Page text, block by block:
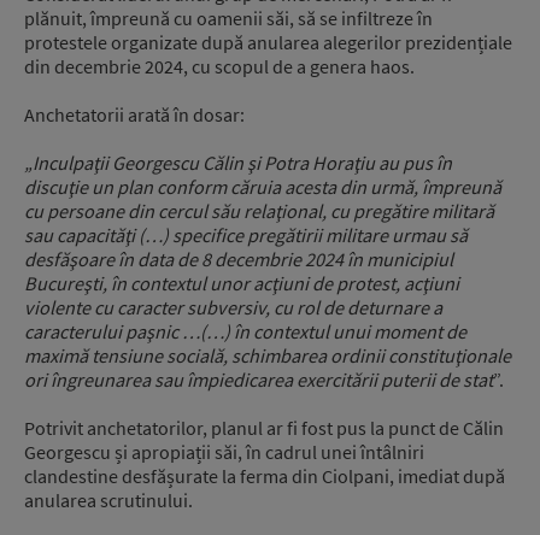
plănuit, împreună cu oamenii săi, să se infiltreze în
protestele organizate după anularea alegerilor prezidențiale
din decembrie 2024, cu scopul de a genera haos.
Anchetatorii arată în dosar:
„Inculpaţii Georgescu Călin şi Potra Horaţiu au pus în
discuţie un plan conform căruia acesta din urmă, împreună
cu persoane din cercul său relaţional, cu pregătire militară
sau capacităţi (…) specifice pregătirii militare urmau să
desfăşoare în data de 8 decembrie 2024 în municipiul
Bucureşti, în contextul unor acţiuni de protest, acţiuni
violente cu caracter subversiv, cu rol de deturnare a
caracterului paşnic …(…) în contextul unui moment de
maximă tensiune socială, schimbarea ordinii constituţionale
ori îngreunarea sau împiedicarea exercitării puterii de stat”.
Potrivit anchetatorilor, planul ar fi fost pus la punct de Călin
Georgescu și apropiații săi, în cadrul unei întâlniri
clandestine desfășurate la ferma din Ciolpani, imediat după
anularea scrutinului.